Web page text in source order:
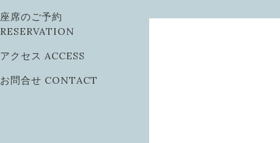
座席のご予約
RESERVATION
アクセス ACCESS
お問合せ CONTACT